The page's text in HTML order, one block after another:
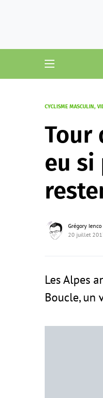
CYCLISME MASCULIN
Tour
eu si
Grégory Ienco
20 juillet
Les Alpes
Boucle, un